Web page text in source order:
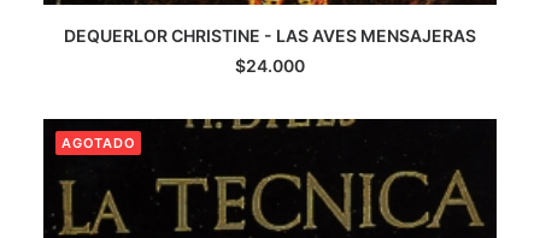
LEER MÁS
DEQUERLOR CHRISTINE - LAS AVES MENSAJERAS
$24.000
AGOTADO